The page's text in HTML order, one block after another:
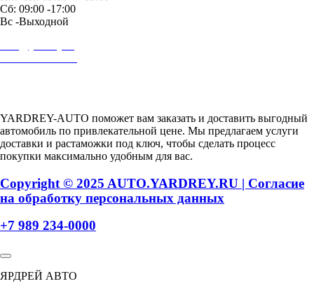
Сб: 09:00 -17:00
Вс -Выходной
YARDREY-AUTO поможет вам заказать и доставить выгодный
автомобиль по привлекательной цене. Мы предлагаем услуги
доставки и растаможки под ключ, чтобы сделать процесс
покупки максимально удобным для вас.
Copyright © 2025 AUTO.YARDREY.RU | Cогласие
на обработку персональных данных
+7 989 234-0000
ЯРДРЕЙ АВТО